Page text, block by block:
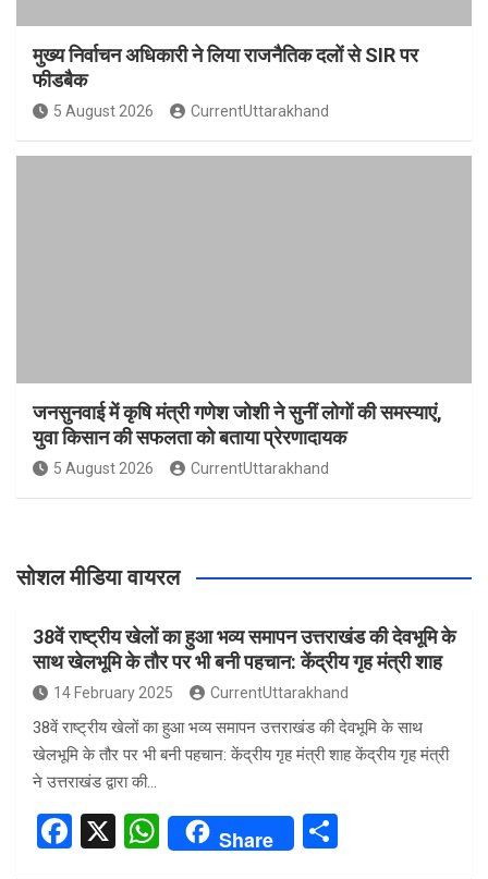
मुख्य निर्वाचन अधिकारी ने लिया राजनैतिक दलों से SIR पर
फीडबैक
5 August 2026 CurrentUttarakhand
जनसुनवाई में कृषि मंत्री गणेश जोशी ने सुनीं लोगों की समस्याएं,
युवा किसान की सफलता को बताया प्रेरणादायक
5 August 2026 CurrentUttarakhand
सोशल मीडिया वायरल
38वें राष्ट्रीय खेलों का हुआ भव्य समापन उत्तराखंड की देवभूमि के
साथ खेलभूमि के तौर पर भी बनी पहचान: केंद्रीय गृह मंत्री शाह
14 February 2025 CurrentUttarakhand
38वें राष्ट्रीय खेलों का हुआ भव्य समापन उत्तराखंड की देवभूमि के साथ
खेलभूमि के तौर पर भी बनी पहचान: केंद्रीय गृह मंत्री शाह केंद्रीय गृह मंत्री
ने उत्तराखंड द्वारा की…
F
X
W
Share